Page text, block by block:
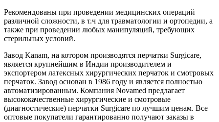
Рекомендованы при проведении медицинских операций
различной сложности, в т.ч для травматологии и ортопедии, а
также при проведении любых манипуляций, требующих
стерильных условий.
Завод Kanam, на котором производятся перчатки Surgicare,
является крупнейшим в Индии производителем и
экспортером латексных хирургических перчаток и смотровых
перчаток. Завод основан в 1986 году и является полностью
автоматизированным. Компания Novamed предлагает
высококачественные хирургические и смотровые
(диагностические) перчатки Surgicare по лучшим ценам. Все
оптовые покупатели гарантированно получают заказы в